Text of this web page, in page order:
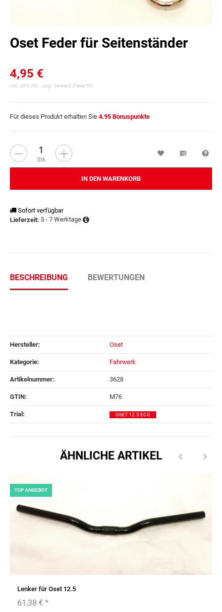
Oset Feder für Seitenständer
4,95 €
inkl. 20% USt. , zzgl. Versand (Paket M)
Für dieses Produkt erhalten Sie 4.95 Bonuspunkte
Stk
IN DEN WARENKORB
Sofort verfügbar
Lieferzeit: 3 - 7 Werktage
Wunschzettel
BESCHREIBUNG BEWERTUNGEN
Hersteller: Oset
Kategorie: Fahrwerk
Artikelnummer: 3628
GTIN: M76
Trial‍: OSET 12.5 ECO
ÄHNLICHE ARTIKEL
TOP ANGEBOT
Lenker für Oset 12.5
61,38 € *